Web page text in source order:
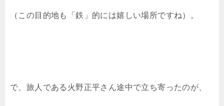
（この目的地も「鉄」的には嬉しい場所ですね）。
で、旅人である火野正平さん途中で立ち寄ったのが、